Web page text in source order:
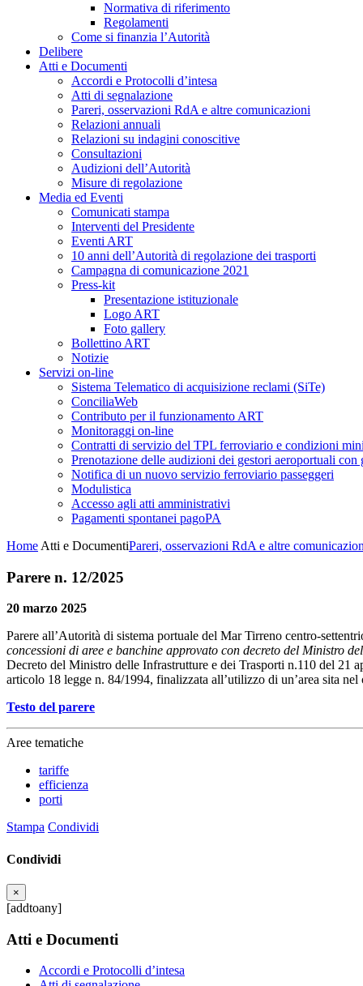
Normativa di riferimento
Regolamenti
Come si finanzia l’Autorità
Delibere
Atti e Documenti
Accordi e Protocolli d’intesa
Atti di segnalazione
Pareri, osservazioni RdA e altre comunicazioni
Relazioni annuali
Relazioni su indagini conoscitive
Consultazioni
Audizioni dell’Autorità
Misure di regolazione
Media ed Eventi
Comunicati stampa
Interventi del Presidente
Eventi ART
10 anni dell’Autorità di regolazione dei trasporti
Campagna di comunicazione 2021
Press-kit
Presentazione istituzionale
Logo ART
Foto gallery
Bollettino ART
Notizie
Servizi on-line
Sistema Telematico di acquisizione reclami (SiTe)
ConciliaWeb
Contributo per il funzionamento ART
Monitoraggi on-line
Contratti di servizio del TPL ferroviario e condizioni
Prenotazione delle audizioni dei gestori aeroportuali con
Notifica di un nuovo servizio ferroviario passeggeri
Modulistica
Accesso agli atti amministrativi
Pagamenti spontanei pagoPA
Home Atti e DocumentiPareri, osservazioni RdA e altre
Parere n. 12/2025
20 marzo 2025
Parere all’Autorità di sistema portuale del Mar Tirreno centro-
concessioni di aree e banchine approvato con decreto del Ministro
Decreto del Ministro delle Infrastrutture e dei Trasporti n.110 del 21
articolo 18 legge n. 84/1994, finalizzata all’utilizzo di un’area sita
Testo del parere
Aree tematiche
tariffe
efficienza
porti
Stampa Condividi
Condividi
×
[addtoany]
Atti e Documenti
Accordi e Protocolli d’intesa